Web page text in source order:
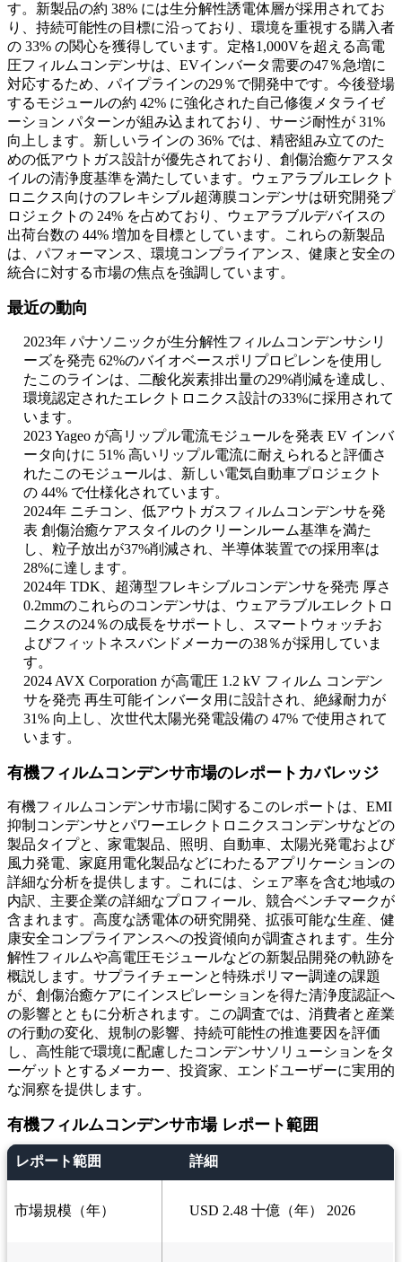
す。新製品の約 38% には生分解性誘電体層が採用されてお
り、持続可能性の目標に沿っており、環境を重視する購入者
の 33% の関心を獲得しています。定格1,000Vを超える高電
圧フィルムコンデンサは、EVインバータ需要の47％急増に
対応するため、パイプラインの29％で開発中です。今後登場
するモジュールの約 42% に強化された自己修復メタライゼ
ーション パターンが組み込まれており、サージ耐性が 31%
向上します。新しいラインの 36% では、精密組み立てのた
めの低アウトガス設計が優先されており、創傷治癒ケアスタ
イルの清浄度基準を満たしています。ウェアラブルエレクト
ロニクス向けのフレキシブル超薄膜コンデンサは研究開発プ
ロジェクトの 24% を占めており、ウェアラブルデバイスの
出荷台数の 44% 増加を目標としています。これらの新製品
は、パフォーマンス、環境コンプライアンス、健康と安全の
統合に対する市場の焦点を強調しています。
最近の動向
2023年 パナソニックが生分解性フィルムコンデンサシリ
ーズを発売 62%のバイオベースポリプロピレンを使用し
たこのラインは、二酸化炭素排出量の29%削減を達成し、
環境認定されたエレクトロニクス設計の33%に採用されて
います。
2023 Yageo が高リップル電流モジュールを発表 EV インバ
ータ向けに 51% 高いリップル電流に耐えられると評価さ
れたこのモジュールは、新しい電気自動車プロジェクト
の 44% で仕様化されています。
2024年 ニチコン、低アウトガスフィルムコンデンサを発
表 創傷治癒ケアスタイルのクリーンルーム基準を満た
し、粒子放出が37%削減され、半導体装置での採用率は
28%に達します。
2024年 TDK、超薄型フレキシブルコンデンサを発売 厚さ
0.2mmのこれらのコンデンサは、ウェアラブルエレクトロ
ニクスの24％の成長をサポートし、スマートウォッチお
よびフィットネスバンドメーカーの38％が採用していま
す。
2024 AVX Corporation が高電圧 1.2 kV フィルム コンデン
サを発売 再生可能インバータ用に設計され、絶縁耐力が
31% 向上し、次世代太陽光発電設備の 47% で使用されて
います。
有機フィルムコンデンサ市場のレポートカバレッジ
有機フィルムコンデンサ市場に関するこのレポートは、EMI
抑制コンデンサとパワーエレクトロニクスコンデンサなどの
製品タイプと、家電製品、照明、自動車、太陽光発電および
風力発電、家庭用電化製品などにわたるアプリケーションの
詳細な分析を提供します。これには、シェア率を含む地域の
内訳、主要企業の詳細なプロフィール、競合ベンチマークが
含まれます。高度な誘電体の研究開発、拡張可能な生産、健
康安全コンプライアンスへの投資傾向が調査されます。生分
解性フィルムや高電圧モジュールなどの新製品開発の軌跡を
概説します。サプライチェーンと特殊ポリマー調達の課題
が、創傷治癒ケアにインスピレーションを得た清浄度認証へ
の影響とともに分析されます。この調査では、消費者と産業
の行動の変化、規制の影響、持続可能性の推進要因を評価
し、高性能で環境に配慮したコンデンサソリューションをタ
ーゲットとするメーカー、投資家、エンドユーザーに実用的
な洞察を提供します。
有機フィルムコンデンサ市場 レポート範囲
レポート範囲 詳細
市場規模（年） USD 2.48 十億（年） 2026